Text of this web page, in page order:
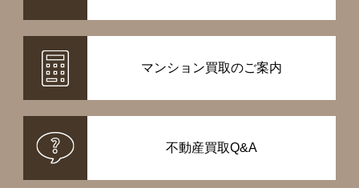
マンション買取のご案内
不動産買取Q&A